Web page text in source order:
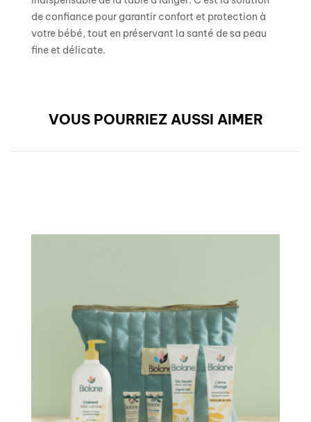
de confiance pour garantir confort et protection à
votre bébé, tout en préservant la santé de sa peau
fine et délicate.
VOUS POURRIEZ AUSSI AIMER